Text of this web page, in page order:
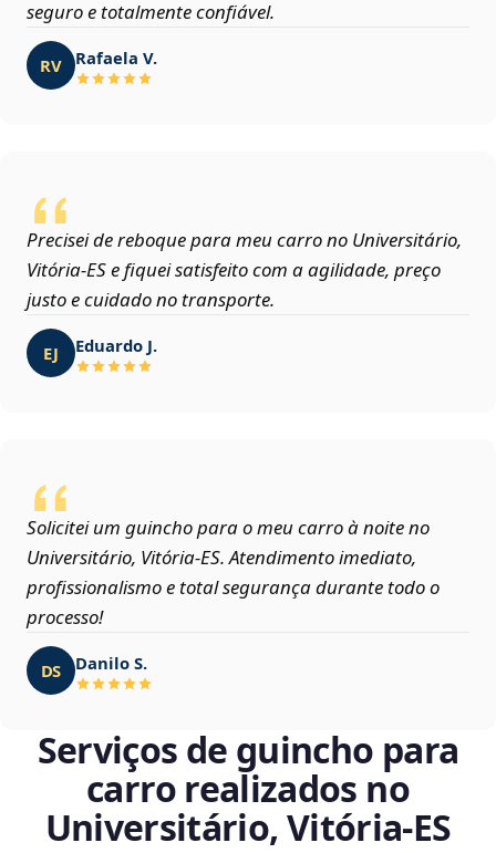
seguro e totalmente confiável.
RV Rafaela V.
Precisei de reboque para meu carro no Universitário,
Vitória‑ES e fiquei satisfeito com a agilidade, preço
justo e cuidado no transporte.
EJ Eduardo J.
Solicitei um guincho para o meu carro à noite no
Universitário, Vitória‑ES. Atendimento imediato,
profissionalismo e total segurança durante todo o
processo!
DS Danilo S.
Serviços de guincho para
carro realizados no
Universitário, Vitória‑ES